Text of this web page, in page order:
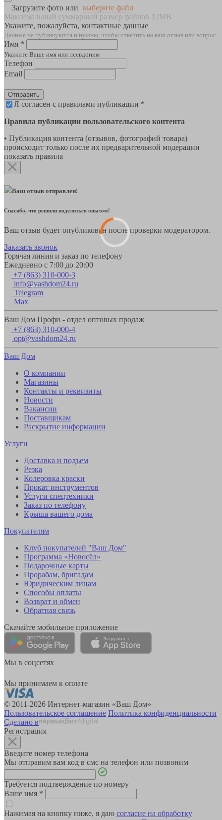
Загрузите фото или выберите файл
Максимальный суммарный размер файлов 12MB
Укажите, пожалуйста, контактные данные
Данные не публикуются и нужны, чтобы ответить на ваш отзыв или вопрос
Имя *
Укажите Ваше имя или псевдоним
Телефон
Email
Отправить
Я согласен с правилами публикации *
Правила публикации пользовательского контента
• Публикация контента (отзывов, фотографий товара)
происходит только после их предварительной модерации
показать правила
Ваш отзыв отправлен!
Спасибо, что решили поделиться опытом!
Ваш отзыв будет опубликован после проверки модератором.
Заказать звонок
Горячая линия и заказ по телефону
Ежедневно с 7:00 до 20:00
+7 (863) 310-000-3
info@vashdom24.ru
Telegram
Max
Ваш Дом Профи - отдел оптовых продаж
+7 (863) 310-000-4
opt@vashdom24.ru
Ваш Дом
О компании
Магазины
Контакты и реквизиты
Новости
Вакансии
Поставщикам
Раскрытие информации
Услуги
Доставка и подъем
Резка
Колеровка краски
Прокат инструментов
Услуги спецтехники
Заказ по телефону
Крыша вашего дома
Покупателям
Клуб покупателей "Ваш Дом"
Программа «Новосёл»
Подарочные карты
Прорабам, бригадам
Юридическим лицам
Способы оплаты
Возврат и обмен
Обратная связь
Скачайте мобильное приложение
Мы в соцсетях
Мы принимаем к оплате
© 2011-2026 Интернет-магазин «Ваш Дом»
Пользовательское соглашение Политика конфиденциальности
Сделано в
Регистрация
Введите номер телефона
Мы отправим вам код в смс на телефон или позвоним
Требуется подтверждение по номеру
Ваше имя *
Нажимая на кнопку ниже, я даю согласие на обработку